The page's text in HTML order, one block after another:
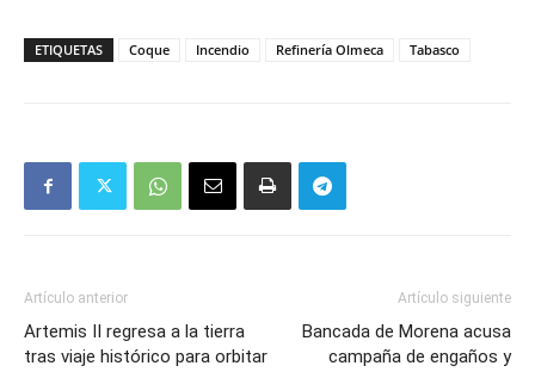
ETIQUETAS Coque Incendio Refinería Olmeca Tabasco
Artículo anterior
Artemis II regresa a la tierra
tras viaje histórico para orbitar
Artículo siguiente
Bancada de Morena acusa
campaña de engaños y